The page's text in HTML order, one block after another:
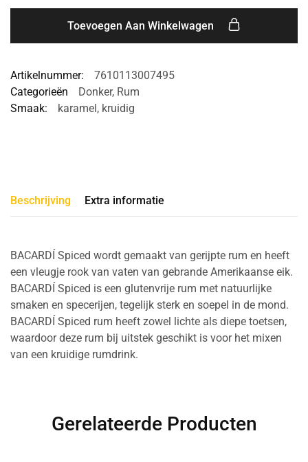
Toevoegen Aan Winkelwagen
Artikelnummer:
7610113007495
Categorieën
Donker, Rum
Smaak:
karamel, kruidig
Beschrijving Extra informatie
BACARDÍ Spiced wordt gemaakt van gerijpte rum en heeft
een vleugje rook van vaten van gebrande Amerikaanse eik.
BACARDÍ Spiced is een glutenvrije rum met natuurlijke
smaken en specerijen, tegelijk sterk en soepel in de mond.
BACARDÍ Spiced rum heeft zowel lichte als diepe toetsen,
waardoor deze rum bij uitstek geschikt is voor het mixen
van een kruidige rumdrink.
Gerelateerde Producten